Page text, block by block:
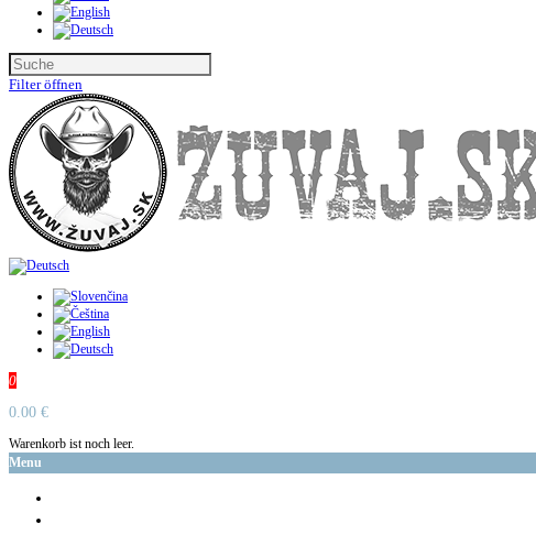
Filter öffnen
0
0.00 €
Warenkorb ist noch leer.
Menu